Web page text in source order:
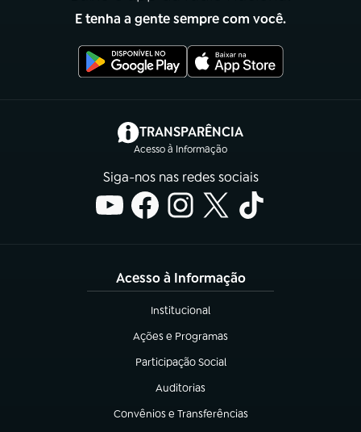
E tenha a gente sempre com você.
TRANSPARÊNCIA
Acesso à Informação
(abre em nova aba)
Siga-nos nas redes sociais
Acesso à Informação
Institucional
(abre em nova aba)
Ações e Programas
(abre em nova aba)
Participação Social
(abre em nova aba)
Auditorias
(abre em nova aba)
Convênios e Transferências
(abre em nova aba)